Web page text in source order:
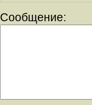
Сообщение: